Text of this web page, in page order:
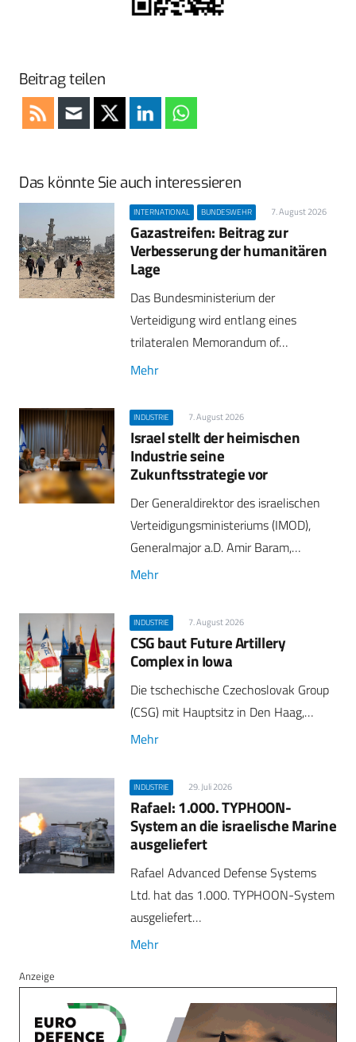
Beitrag teilen
Das könnte Sie auch interessieren
INTERNATIONAL BUNDESWEHR 7. August 2026
Gazastreifen: Beitrag zur
Verbesserung der humanitären
Lage
Das Bundesministerium der
Verteidigung wird entlang eines
trilateralen Memorandum of…
Mehr
INDUSTRIE 7. August 2026
Israel stellt der heimischen
Industrie seine
Zukunftsstrategie vor
Der Generaldirektor des israelischen
Verteidigungsministeriums (IMOD),
Generalmajor a.D. Amir Baram,…
Mehr
INDUSTRIE 7. August 2026
CSG baut Future Artillery
Complex in Iowa
Die tschechische Czechoslovak Group
(CSG) mit Hauptsitz in Den Haag,…
Mehr
INDUSTRIE 29. Juli 2026
Rafael: 1.000. TYPHOON-
System an die israelische Marine
ausgeliefert
Rafael Advanced Defense Systems
Ltd. hat das 1.000. TYPHOON-System
ausgeliefert…
Mehr
Anzeige